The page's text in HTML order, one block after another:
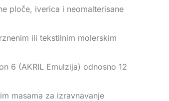
ploče, iverica i neomalterisane
ili tekstilnim molerskim
6 (AKRIL Emulzija) odnosno 12
masama za izravnavanje